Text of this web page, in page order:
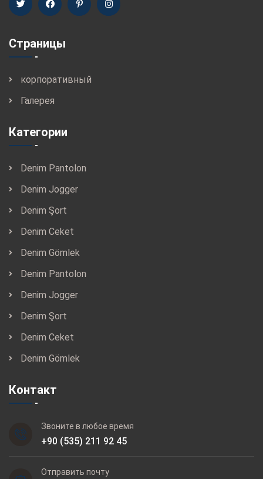
Страницы
корпоративный
Галерея
Категории
Denim Pantolon
Denim Jogger
Denim Şort
Denim Ceket
Denim Gömlek
Denim Pantolon
Denim Jogger
Denim Şort
Denim Ceket
Denim Gömlek
Контакт
Звоните в любое время
+90 (535) 211 92 45
Отправить почту